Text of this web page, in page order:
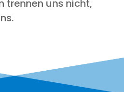
tren­nen uns nicht,